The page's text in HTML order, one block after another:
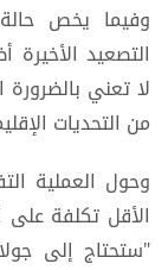
وفيما يخص
التصعيد
لا تعني
من التحديات
وحول العملية
الأقل تكلفة على
"ستحتاج إلى